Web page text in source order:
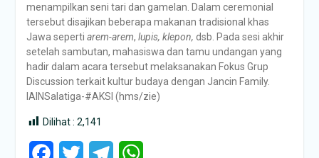
menampilkan seni tari dan gamelan. Dalam ceremonial
tersebut disajikan beberapa makanan tradisional khas
Jawa seperti arem-arem, lupis, klepon, dsb. Pada sesi akhir
setelah sambutan, mahasiswa dan tamu undangan yang
hadir dalam acara tersebut melaksanakan Fokus Grup
Discussion terkait kultur budaya dengan Jancin Family.
IAINSalatiga-#AKSI (hms/zie)
Dilihat : 2,141
Facebook
Twitter Telegram